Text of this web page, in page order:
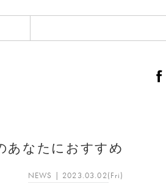
あなたにおすすめ
NEWS | 2023.03.02(Fri)